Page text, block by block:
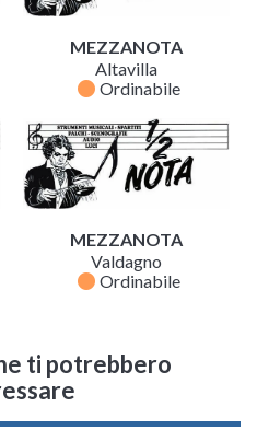
MEZZANOTA
Altavilla
fiber_manual_record Ordinabile
MEZZANOTA
Valdagno
fiber_manual_record Ordinabile
ti potrebbero